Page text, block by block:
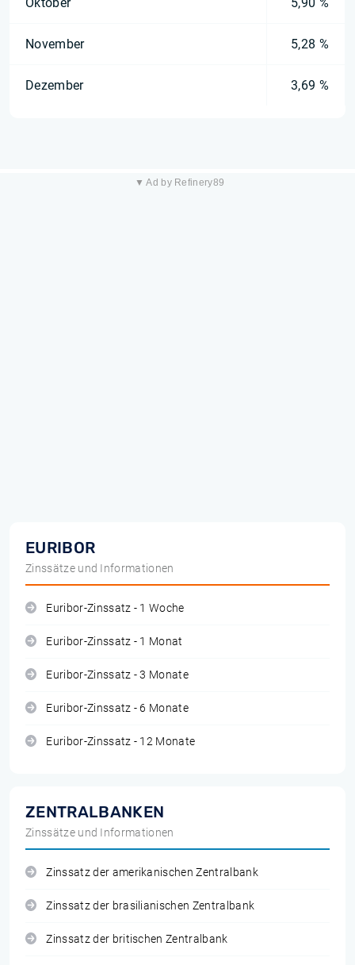
November 5,28 %
Dezember 3,69 %
▼ Ad by Refinery89
EURIBOR
Zinssätze und Informationen
Euribor-Zinssatz - 1 Woche
Euribor-Zinssatz - 1 Monat
Euribor-Zinssatz - 3 Monate
Euribor-Zinssatz - 6 Monate
Euribor-Zinssatz - 12 Monate
ZENTRALBANKEN
Zinssätze und Informationen
Zinssatz der amerikanischen Zentralbank
Zinssatz der brasilianischen Zentralbank
Zinssatz der britischen Zentralbank